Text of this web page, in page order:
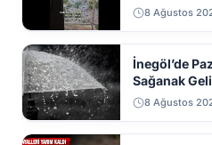
8 Ağustos
İnegöl’de
Sağanak
8 Ağustos